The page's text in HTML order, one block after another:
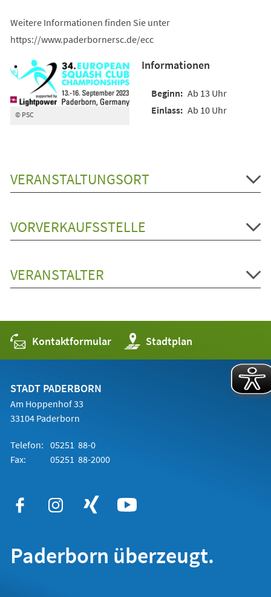
Weitere Informationen finden Sie unter
https://www.paderbornersc.de/ecc
© PSC
Informationen
Ab 13 Uhr
Ab 10 Uhr
VERANSTALTUNGSORT
VORVERKAUFSSTELLE
VERANSTALTER
Kontaktformular Stadtplan
(Öffnet
in
einem
STADT PADERBORN
Am Hoppenhof 33
33104 Paderborn
Telefon: 05251 88-0
Fax:
05251 88-2000
Paderborn überzeugt.